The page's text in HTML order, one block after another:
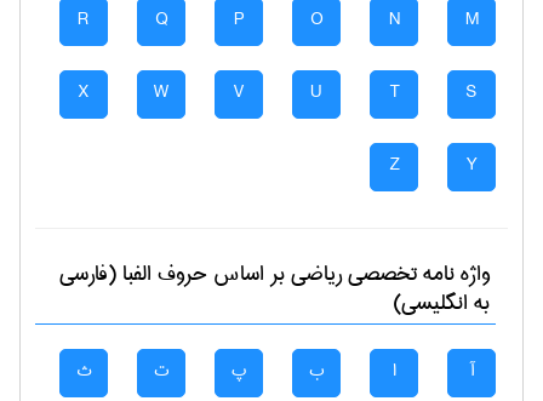
M
N
O
P
Q
R
S
T
U
V
W
X
Y
Z
واژه نامه تخصصیرياضیبر اساس حروف الفبا (فارسی
به انگلیسی)
آ ا ب پ ت ث